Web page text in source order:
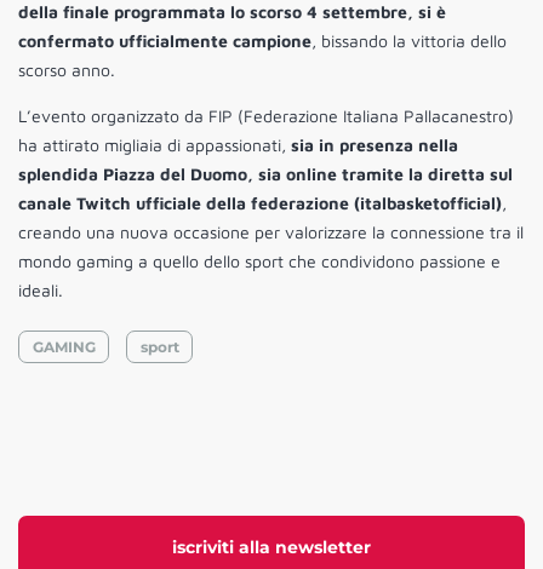
iscriviti alla newsletter
della finale programmata lo scorso 4 settembre, si è
confermato ufficialmente campione, bissando la vittoria dello
scorso anno.
L’evento organizzato da FIP (Federazione Italiana Pallacanestro)
ha attirato migliaia di appassionati, sia in presenza nella
splendida Piazza del Duomo, sia online tramite la diretta sul
canale Twitch ufficiale della federazione (italbasketofficial),
creando una nuova occasione per valorizzare la connessione tra il
mondo gaming a quello dello sport che condividono passione e
ideali.
GAMING sport